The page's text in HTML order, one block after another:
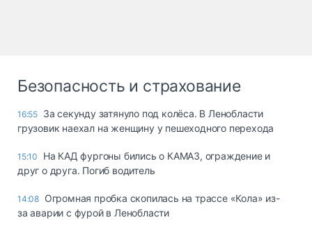
Безопасность и страхование
16:55 За секунду затянуло под колёса. В Ленобласти
грузовик наехал на женщину у пешеходного перехода
15:10
На КАД фургоны бились о КАМАЗ, ограждение и
друг о друга. Погиб водитель
14:08 Огромная пробка скопилась на трассе «Кола» из-
за аварии с фурой в Ленобласти